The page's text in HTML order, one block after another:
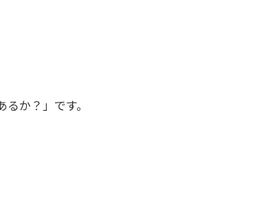
か？」です。